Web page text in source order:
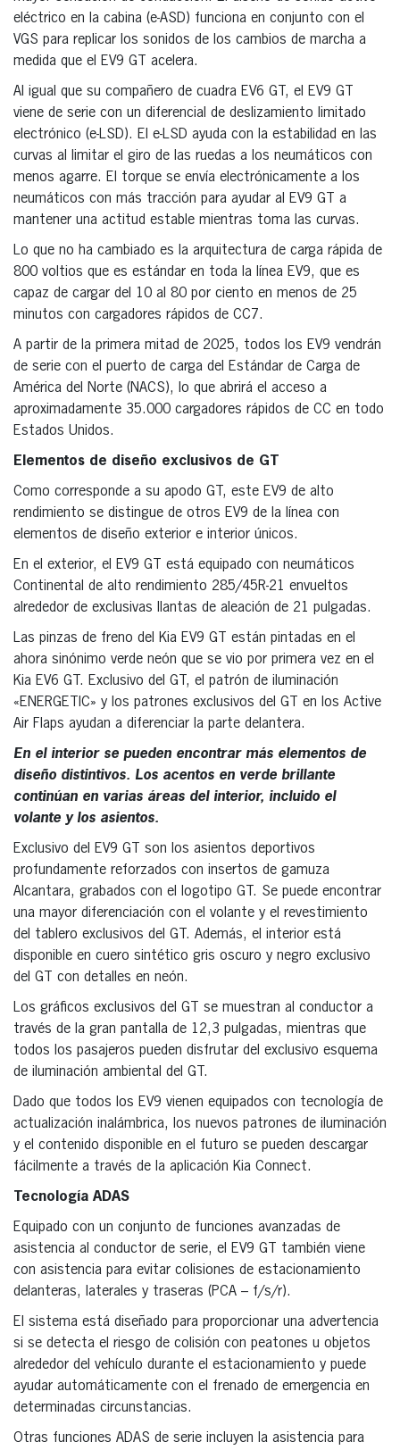
eléctrico en la cabina (e-ASD) funciona en conjunto con el
VGS para replicar los sonidos de los cambios de marcha a
medida que el EV9 GT acelera.
Al igual que su compañero de cuadra EV6 GT, el EV9 GT
viene de serie con un diferencial de deslizamiento limitado
electrónico (e-LSD). El e-LSD ayuda con la estabilidad en las
curvas al limitar el giro de las ruedas a los neumáticos con
menos agarre. El torque se envía electrónicamente a los
neumáticos con más tracción para ayudar al EV9 GT a
mantener una actitud estable mientras toma las curvas.
Lo que no ha cambiado es la arquitectura de carga rápida de
800 voltios que es estándar en toda la línea EV9, que es
capaz de cargar del 10 al 80 por ciento en menos de 25
minutos con cargadores rápidos de CC7.
A partir de la primera mitad de 2025, todos los EV9 vendrán
de serie con el puerto de carga del Estándar de Carga de
América del Norte (NACS), lo que abrirá el acceso a
aproximadamente 35.000 cargadores rápidos de CC en todo
Estados Unidos.
Elementos de diseño exclusivos de GT
Como corresponde a su apodo GT, este EV9 de alto
rendimiento se distingue de otros EV9 de la línea con
elementos de diseño exterior e interior únicos.
En el exterior, el EV9 GT está equipado con neumáticos
Continental de alto rendimiento 285/45R-21 envueltos
alrededor de exclusivas llantas de aleación de 21 pulgadas.
Las pinzas de freno del Kia EV9 GT están pintadas en el
ahora sinónimo verde neón que se vio por primera vez en el
Kia EV6 GT. Exclusivo del GT, el patrón de iluminación
«ENERGETIC» y los patrones exclusivos del GT en los Active
Air Flaps ayudan a diferenciar la parte delantera.
En el interior se pueden encontrar más elementos de
diseño distintivos. Los acentos en verde brillante
continúan en varias áreas del interior, incluido el
volante y los asientos.
Exclusivo del EV9 GT son los asientos deportivos
profundamente reforzados con insertos de gamuza
Alcantara, grabados con el logotipo GT. Se puede encontrar
una mayor diferenciación con el volante y el revestimiento
del tablero exclusivos del GT. Además, el interior está
disponible en cuero sintético gris oscuro y negro exclusivo
del GT con detalles en neón.
Los gráficos exclusivos del GT se muestran al conductor a
través de la gran pantalla de 12,3 pulgadas, mientras que
todos los pasajeros pueden disfrutar del exclusivo esquema
de iluminación ambiental del GT.
Dado que todos los EV9 vienen equipados con tecnología de
actualización inalámbrica, los nuevos patrones de iluminación
y el contenido disponible en el futuro se pueden descargar
fácilmente a través de la aplicación Kia Connect.
Tecnología ADAS
Equipado con un conjunto de funciones avanzadas de
asistencia al conductor de serie, el EV9 GT también viene
con asistencia para evitar colisiones de estacionamiento
delanteras, laterales y traseras (PCA – f/s/r).
El sistema está diseñado para proporcionar una advertencia
si se detecta el riesgo de colisión con peatones u objetos
alrededor del vehículo durante el estacionamiento y puede
ayudar automáticamente con el frenado de emergencia en
determinadas circunstancias.
Otras funciones ADAS de serie incluyen la asistencia para